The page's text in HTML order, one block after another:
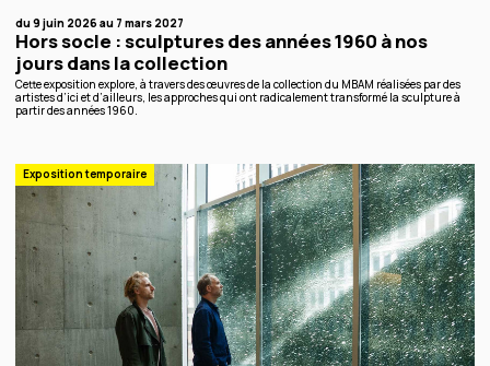
du 9 juin 2026 au 7 mars 2027
Hors socle : sculptures des années 1960 à nos
jours dans la collection
Cette exposition explore, à travers des œuvres de la collection du MBAM réalisées par des
artistes d’ici et d’ailleurs, les approches qui ont radicalement transformé la sculpture à
partir des années 1960.
Exposition temporaire